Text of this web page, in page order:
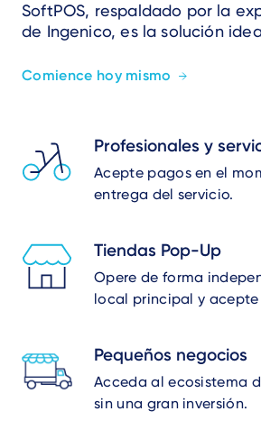
SoftPOS, respaldado por la
de Ingenico, es la solución
Comience hoy mismo
Profesionales y
Acepte pagos en el
entrega del servicio.
Tiendas Pop-Up
Opere de forma
local principal y
Pequeños negocios
Acceda al ecosistema
sin una gran inversión.